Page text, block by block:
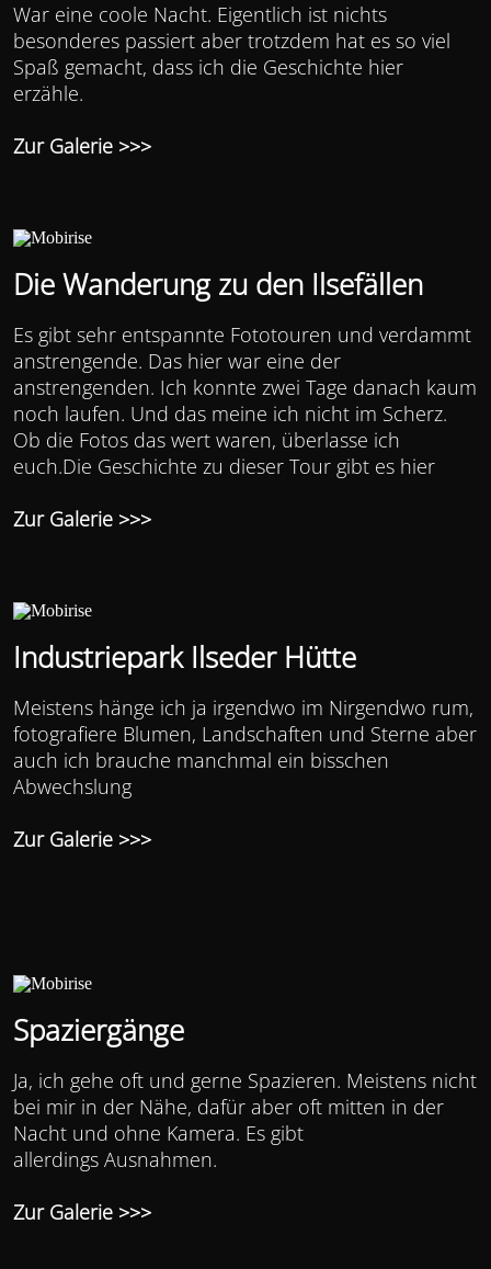
War eine coole Nacht. Eigentlich ist nichts
besonderes passiert aber trotzdem hat es so viel
Spaß gemacht, dass ich die Geschichte hier
erzähle.
Zur Galerie >>>
Die Wanderung zu den Ilsefällen
Es gibt sehr entspannte Fototouren und verdammt
anstrengende. Das hier war eine der
anstrengenden. Ich konnte zwei Tage danach kaum
noch laufen. Und das meine ich nicht im Scherz.
Ob die Fotos das wert waren, überlasse ich
euch.Die Geschichte zu dieser Tour gibt es hier
Zur Galerie >>>
Industriepark Ilseder Hütte
Meistens hänge ich ja irgendwo im Nirgendwo rum,
fotografiere Blumen, Landschaften und Sterne aber
auch ich brauche manchmal ein bisschen
Abwechslung
Zur Galerie >>>
Spaziergänge
Ja, ich gehe oft und gerne Spazieren. Meistens nicht
bei mir in der Nähe, dafür aber oft mitten in der
Nacht und ohne Kamera. Es gibt
allerdings Ausnahmen.
Zur Galerie >>>